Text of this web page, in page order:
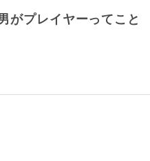
がプレイヤーってこと